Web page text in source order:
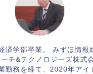
済学部卒業。 みずほ情報
チ&テクノロジーズ株式
勤務を経て、2020年アイ